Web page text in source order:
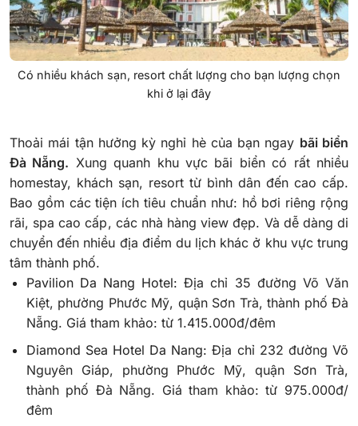
Có nhiều khách sạn, resort chất lượng cho bạn lượng chọn
khi ở lại đây
Thoải mái tận hưởng kỳ nghỉ hè của bạn ngay bãi biển
Đà Nẵng. Xung quanh khu vực bãi biển có rất nhiều
homestay, khách sạn, resort từ bình dân đến cao cấp.
Bao gồm các tiện ích tiêu chuẩn như: hồ bơi riêng rộng
rãi, spa cao cấp, các nhà hàng view đẹp. Và dễ dàng di
chuyển đến nhiều địa điểm du lịch khác ở khu vực trung
tâm thành phố.
Pavilion Da Nang Hotel:Địa chỉ 35 đường Võ Văn
Kiệt, phường Phước Mỹ, quận Sơn Trà, thành phố Đà
Nẵng. Giá tham khảo: từ 1.415.000đ/đêm
Diamond Sea Hotel Da Nang:Địa chỉ 232 đường Võ
Nguyên Giáp, phường Phước Mỹ, quận Sơn Trà,
thành phố Đà Nẵng. Giá tham khảo: từ 975.000đ/
đêm